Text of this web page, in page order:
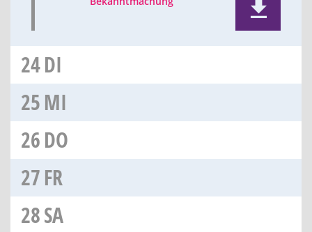
24DI
25MI
26DO
27FR
28SA